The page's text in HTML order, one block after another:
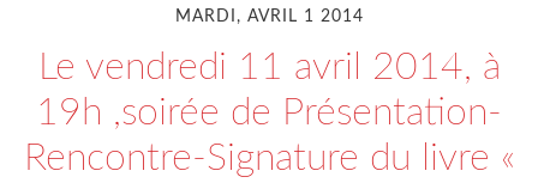
MARDI, AVRIL 1 2014
Le vendredi 11 avril 2014, à
19h ,soirée de Présentation-
Rencontre-Signature du livre «